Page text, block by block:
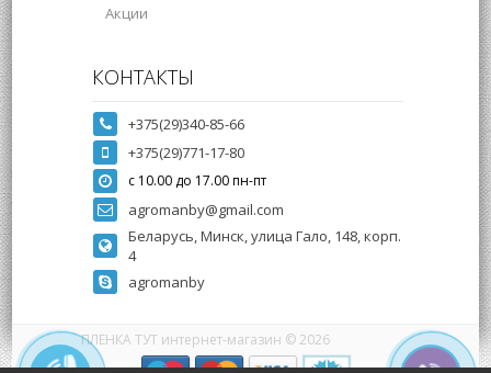
Акции
КОНТАКТЫ
+375(29)340-85-66
+375(29)771-17-80
с 10.00 до 17.00 пн-пт
agromanby@gmail.com
Беларусь, Минск, улица Гало, 148, корп.
4
agromanby
ПЛЕНКА ТУТ интернет-магазин © 2026